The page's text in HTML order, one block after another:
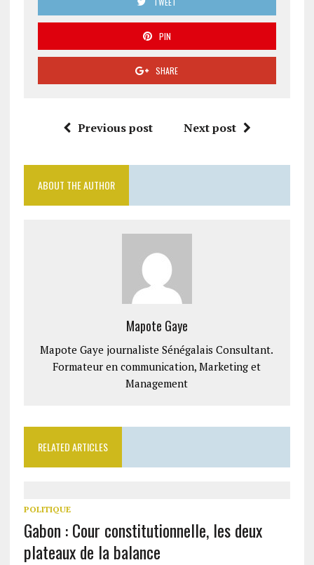
PIN
SHARE
Previous post Next post
ABOUT THE AUTHOR
Mapote Gaye
Mapote Gaye journaliste Sénégalais Consultant.
Formateur en communication, Marketing et
Management
RELATED ARTICLES
POLITIQUE
Gabon : Cour constitutionnelle, les deux
plateaux de la balance